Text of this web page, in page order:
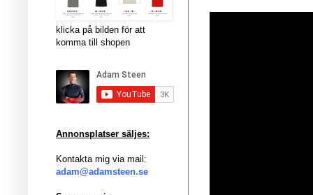
klicka på bilden för att
komma till shopen
Annonsplatser säljes:
Kontakta mig via mail:
adam@adamsteen.se